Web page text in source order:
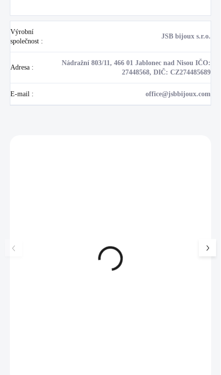
Výrobní
společnost :
JSB bijoux s.r.o.
Adresa :
Nádražní 803/11, 466 01 Jablonec nad Nisou IČO:
27448568, DIČ: CZ274485689
E-mail : office@jsbbijoux.com